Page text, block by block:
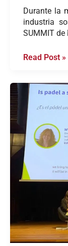
Durante la
industria
SUMMIT de
Read Post »
participa
en
la
Padel
World
Summit
en
Málaga